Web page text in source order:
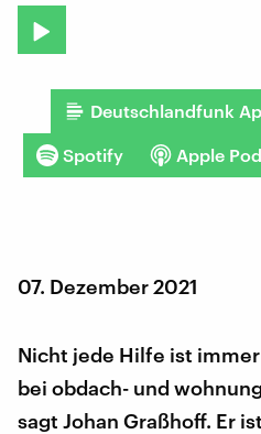
Deutschlandfunk
Spotify Apple
07. Dezember 2021
Nicht jede Hilfe ist
bei obdach- und
sagt Johan Graßhoff. Er